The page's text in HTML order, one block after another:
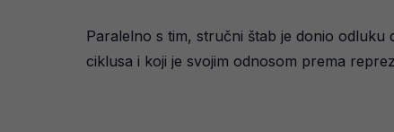
Paralelno s tim, stručni štab je donio
ciklusa i koji je svojim odnosom prema